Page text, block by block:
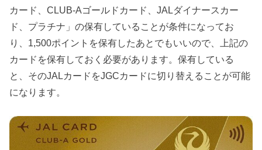
カード、CLUB-Aゴールドカード、JALダイナースカー
ド、プラチナ」の保有していることが条件になってお
り、1,500ポイントを保有したあとでもいいので、上記の
カードを保有しておく必要があります。保有している
と、そのJALカードをJGCカードに切り替えることが可能
になります。